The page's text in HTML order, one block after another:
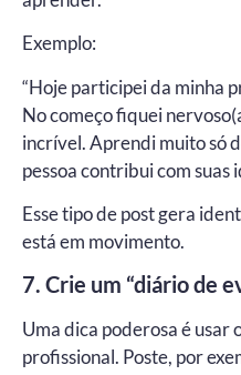
Exemplo:
“Hoje participei da minha
No começo fiquei
incrível. Aprendi muito só
pessoa contribui com suas
Esse tipo de post gera
está em movimento.
7. Crie um “diário de
Uma dica poderosa é usar
profissional. Poste, por